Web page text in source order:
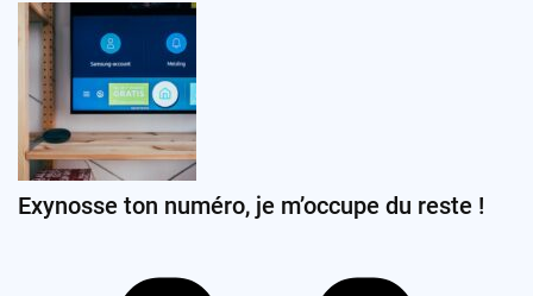
Exynosse ton numéro, je m’occupe du reste !